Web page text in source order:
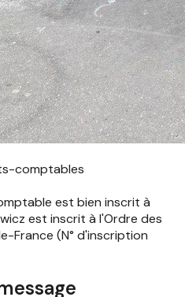
comptables
est bien inscrit à
est inscrit à l'Ordre des
France (N° d'inscription